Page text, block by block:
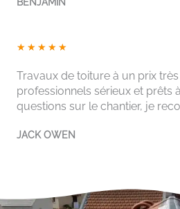
BENJAMIN
★ ★ ★ ★ ★
t
é
5
u
Travaux de toiture à un prix
professionnels sérieux et prêts
questions sur le chantier, je
JACK OWEN